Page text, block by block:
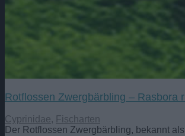
Rotflossen Zwergbärbling – Rasbora
Cyprinidae, Fischarten
Der Rotflossen Zwergbärbling, bekannt